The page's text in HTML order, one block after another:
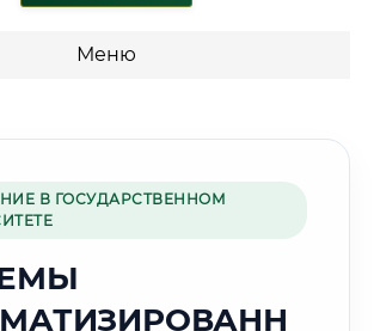
Меню
Г. МУРМАНСК
В ГОСУДАРСТВЕННОМ